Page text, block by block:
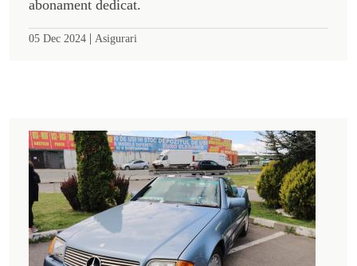
abonament dedicat.
05 Dec 2024 | Asigurari